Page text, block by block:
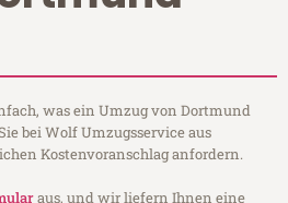
was ein Umzug von Dortmund
bei Wolf Umzugsservice aus
Kostenvoranschlag anfordern.
aus, und wir liefern Ihnen eine